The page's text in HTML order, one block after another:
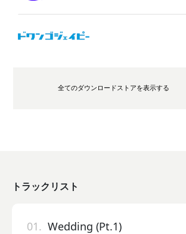
全てのダウンロードストアを表示する
トラックリスト
01. Wedding (Pt.1)